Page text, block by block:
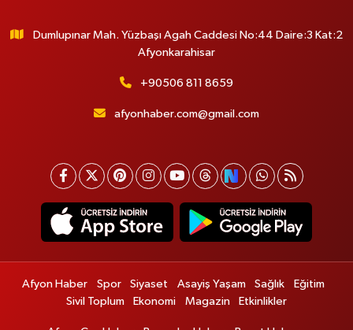
Dumlupınar Mah. Yüzbaşı Agah Caddesi No:44 Daire:3 Kat:2
Afyonkarahisar
+90506 811 8659
afyonhaber.com@gmail.com
Afyon Haber Spor Siyaset Asayiş Yaşam Sağlık
Eğitim
Sivil Toplum
Ekonomi Magazin Etkinlikler